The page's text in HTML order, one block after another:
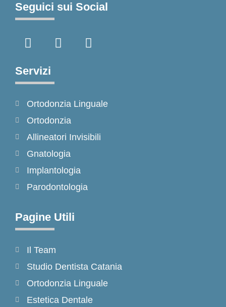
Seguici sui Social
a
e
b
o
k
-
f
n
r
a
m
i
Servizi
Ortodonzia Linguale
Ortodonzia
Allineatori Invisibili
Gnatologia
Implantologia
Parodontologia
Pagine Utili
Il Team
Studio Dentista Catania
Ortodonzia Linguale
Estetica Dentale